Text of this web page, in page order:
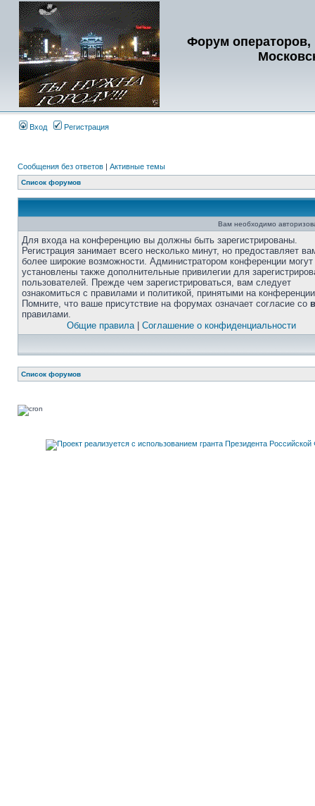
Форум операторов,
Вход Регистрация
Сообщения без ответов | Активные темы
Список форумов
Вам необходимо
Для входа на конференцию вы должны быть зарегистрированы.
Регистрация занимает всего несколько минут, но предоставляет
более широкие возможности. Администратором конференции
установлены также дополнительные привилегии для
пользователей. Прежде чем зарегистрироваться, вам следует
ознакомиться с правилами и политикой, принятыми на
Помните, что ваше присутствие на форумах означает согласие со
правилами.
Общие правила| Соглашение о конфиденциальности
Список форумов